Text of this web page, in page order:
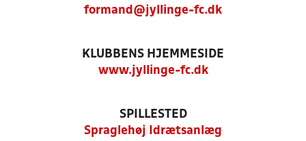
formand@jyllinge-fc.dk
KLUBBENS HJEMMESIDE
www.jyllinge-fc.dk
SPILLESTED
Spraglehøj Idrætsanlæg